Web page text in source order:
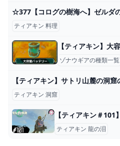
ティアキン 料理
ゾナウギアの種類一覧
ティアキン 洞窟
ティアキン 龍の泪